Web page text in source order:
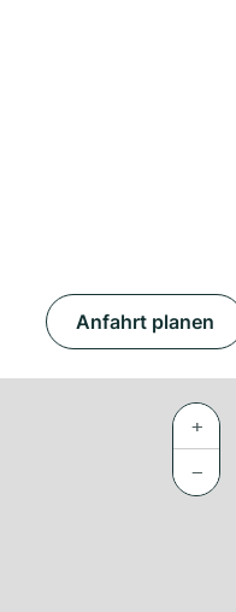
Anfahrt planen
+
−